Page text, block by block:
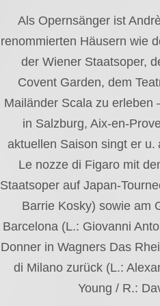
Als Opernsänger ist
renommierten Häusern wie
der Wiener Staatsoper,
Covent Garden, dem
Mailänder Scala zu erleben
in Salzburg, Aix-en-
aktuellen Saison singt er u.
Le nozze di Figaro mit
Staatsoper auf Japan-
Barrie Kosky) sowie am
Barcelona (L.: Giovanni
Donner in Wagners Das
di Milano zurück (L.:
Young / R.: